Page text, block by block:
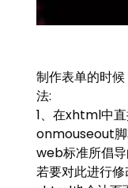
制作表单的时
法:
1、在xhtml中
onmouseout脚
web标准所倡
若要对此进行